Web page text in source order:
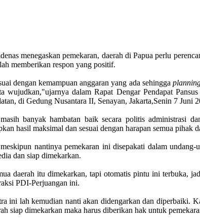
menegaskan pemekaran, daerah di Papua perlu
memberikan respon yang positif.
dengan kemampuan anggaran yang ada sehingga
dalam Rapat Dengar Pendapat
di Gedung Nusantara II, Senayan, Jakarta,Senin 7 Juni
banyak hambatan baik secara politis administrasi
hasil maksimal dan sesuai dengan harapan semua pihak
nantinya pemekaran ini disepakati dalam
dan siap dimekarkan.
daerah itu dimekarkan, tapi otomatis pintu ini terbuka,
PDI-Perjuangan ini.
ini lah kemudian nanti akan didengarkan dan diperbaiki.
siap dimekarkan maka harus diberikan hak untuk